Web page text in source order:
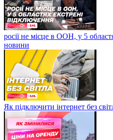
росії не місце в ООН, у 5
новини
Як підключити інтернет без